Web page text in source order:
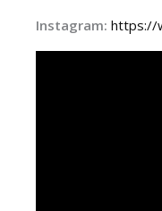
Instagram: https://